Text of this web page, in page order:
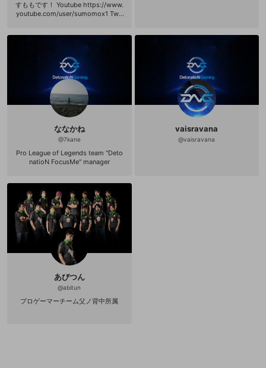
すももです！ Youtube https://www.
youtube.com/user/sumomox1 Twit
MOXqX 中学柔道市大会 優勝(3回) P
UBG PARK#01 優勝 PUBG PARK#07
優勝 PUBG PARK SANHOK #9 お兄
ちゃん選手権 優勝 PUBG PARK 駝鳥
布団 優勝 どうぶつタワーバトル頂上
戦 優勝(世界初) PUBG GeForce CUP
#2 solo(オフライン) 優勝 ▼所属 htt
p://team-detonation.net/ =======
======================== ◆
ファンレターなど 〒 108-0073 東京
都港区三田1-4-1 住友不動産麻布十番
も」宛 ◆お仕事の依頼は以下へご連
絡ください。 contact-sumomo@de
===============
ななかね
@7kane
Pro League of Legends team "Deto
natioN FocusMe" manager
vaisravana
@vaisravana
あびつん
@abitun
プロゲーマーチーム父ノ背中所属